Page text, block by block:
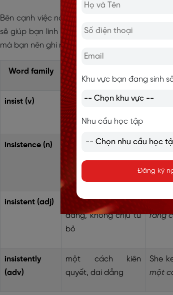
Bên cạnh việc nắm rõ nghĩa và cách dùng
sẽ giúp bạn linh hoạt hơn trong diễn đạt.
mà bạn nên ghi nhớ:
Word family
insist (v)
khăng khăng, kiên
quyết yêu cầu
She
insistence (n)
sự khăng khăng, sự
kiên quyết
His
căng
insistent (adj)
kiên quyết, dai
dẳng, không chịu từ
bỏ
He
rằng
insistently
(adv)
một cách kiên
quyết, dai dẳng
She
một
Khu vực bạn đang sinh
Nhu cầu học tập
Đăng ký